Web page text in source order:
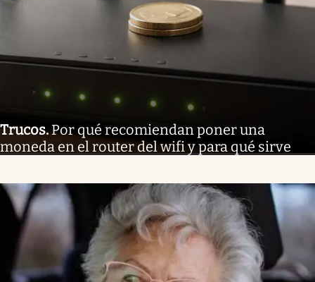
Trucos.Por qué recomiendan poner una
moneda en el router del wifi y para qué sirve